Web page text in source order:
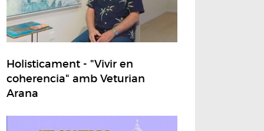
Holisticament - "Vivir en
coherencia" amb Veturian
Arana